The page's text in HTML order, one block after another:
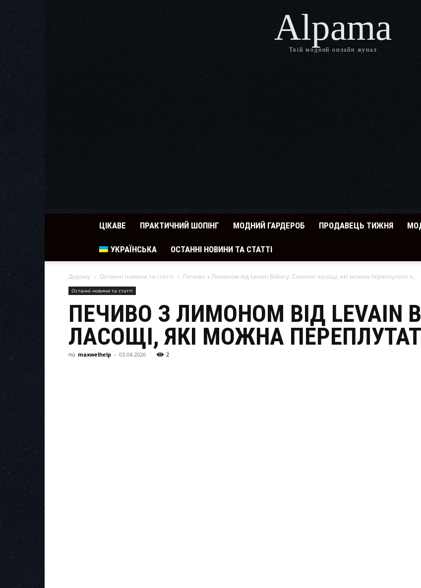
Alpama
Твій модний онлайн жунал
ЦІКАВЕ ПРАКТИЧНИЙ ШОПІНГ МОДНИЙ ГАРДЕРОБ ПРОДАВЕЦЬ ТИЖНЯ
УКРАЇНСЬКА ОСТАННІ НОВИНИ ТА СТАТТІ
Додому Останні новини та статті Печиво з Лимоном від Levain Bakery: Сезонні ласощі, які можна переплутати з...
Останні новини та статті
ПЕЧИВО З ЛИМОНОМ ВІД LEVAIN
ЛАСОЩІ, ЯКІ МОЖНА
по maxwelhelp - 03.04.2026 2